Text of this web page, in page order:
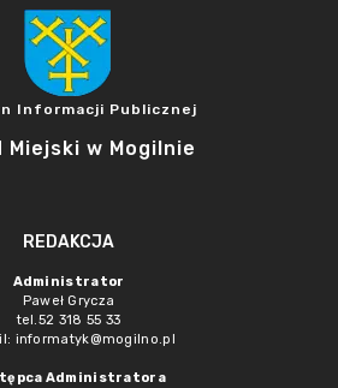
Informacji Publicznej
Miejski w Mogilnie
REDAKCJA
Administrator
Paweł Grycza
tel.52 318 55 33
informatyk@mogilno.pl
Administratora